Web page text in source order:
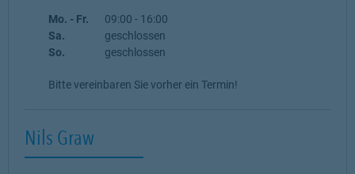
Wochentag Öffnungszeiten
Mo. - Fr. 09:00 - 16:00
Sa.
geschlossen
So.
geschlossen
Bitte vereinbaren Sie vorher ein Termin!
Nils Graw